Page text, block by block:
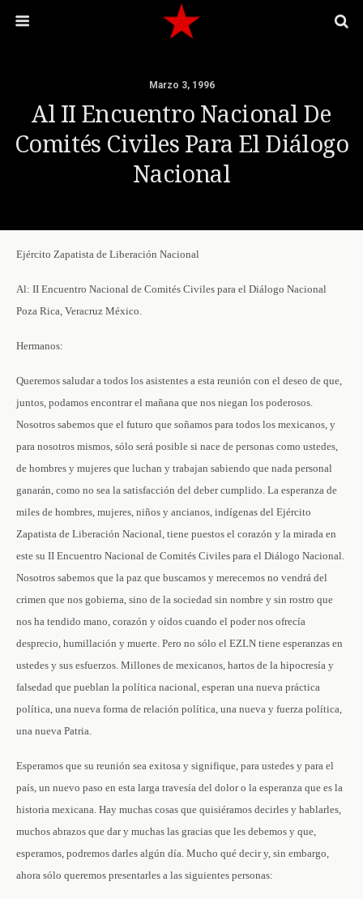
Marzo 3, 1996
Al II Encuentro Nacional De
Comités Civiles Para El Diálogo
Nacional
Ejército Zapatista de Liberación Nacional
Al: II Encuentro Nacional de Comités Civiles para el Diálogo Nacional
Poza Rica, Veracruz México.
Hermanos:
Queremos saludar a todos los asistentes a esta reunión con el deseo de que,
juntos, podamos encontrar el mañana que nos niegan los poderosos.
Nosotros sabemos que el futuro que soñamos para todos los mexicanos, y
para nosotros mismos, sólo será posible si nace de personas como ustedes,
de hombres y mujeres que luchan y trabajan sabiendo que nada personal
ganarán, como no sea la satisfacción del deber cumplido. La esperanza de
miles de hombres, mujeres, niños y ancianos, indígenas del Ejército
Zapatista de Liberación Nacional, tiene puestos el corazón y la mirada en
este su II Encuentro Nacional de Comités Civiles para el Diálogo Nacional.
Nosotros sabemos que la paz que buscamos y merecemos no vendrá del
crimen que nos gobierna, sino de la sociedad sin nombre y sin rostro que
nos ha tendido mano, corazón y oídos cuando el poder nos ofrecía
desprecio, humillación y muerte. Pero no sólo el EZLN tiene esperanzas en
ustedes y sus esfuerzos. Millones de mexicanos, hartos de la hipocresía y
falsedad que pueblan la política nacional, esperan una nueva práctica
política, una nueva forma de relación política, una nueva y fuerza política,
una nueva Patria.
Esperamos que su reunión sea exitosa y signifique, para ustedes y para el
país, un nuevo paso en esta larga travesía del dolor o la esperanza que es la
historia mexicana. Hay muchas cosas que quisiéramos decirles y hablarles,
muchos abrazos que dar y muchas las gracias que les debemos y que,
esperamos, podremos darles algún día. Mucho qué decir y, sin embargo,
ahora sólo queremos presentarles a las siguientes personas: